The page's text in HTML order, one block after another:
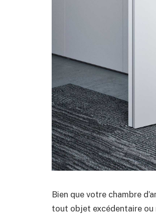
Bien que votre chambre
tout objet excédentaire ou